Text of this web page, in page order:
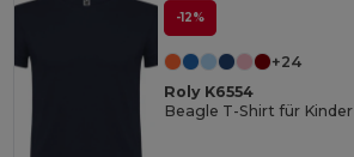
-12%
+24
Roly K6554
Beagle T-Shirt für Kinder